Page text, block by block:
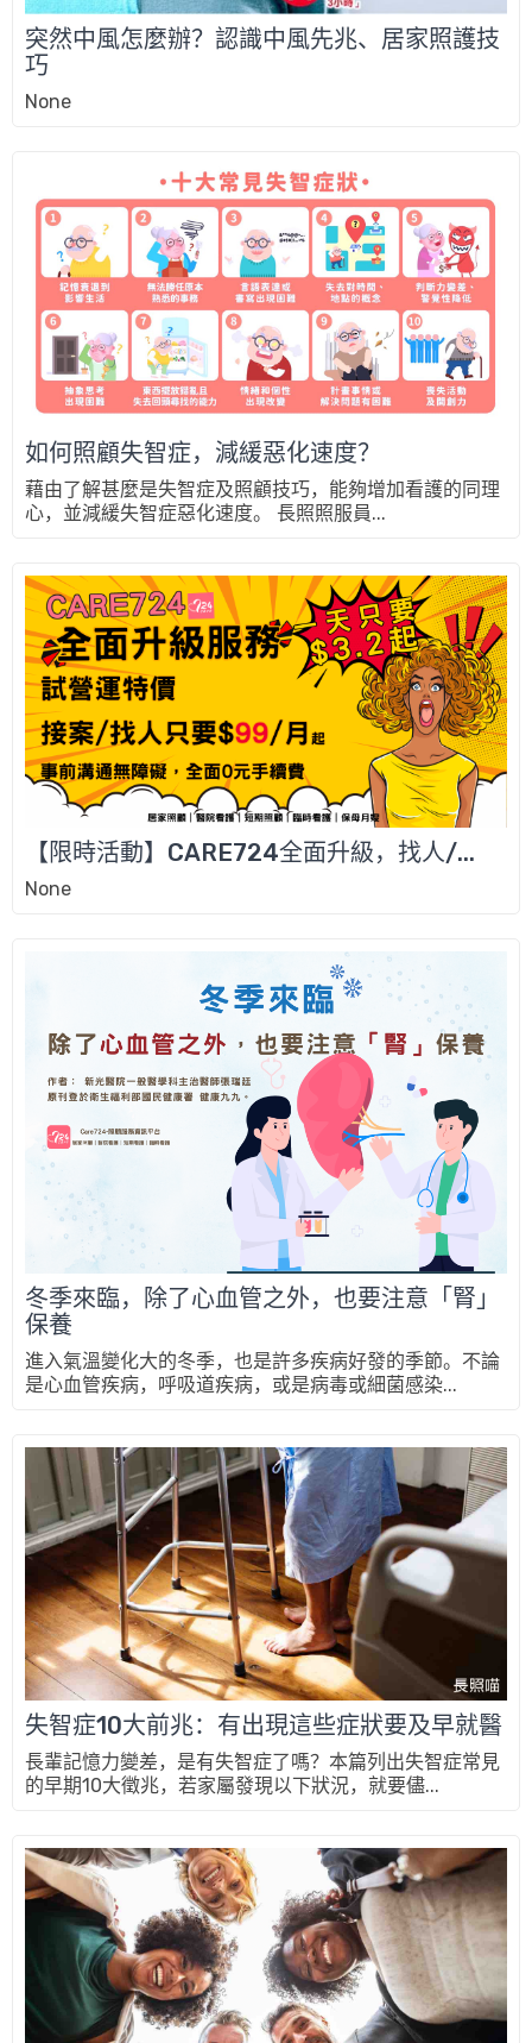
突然中風怎麼辦？認識中風先兆、居家照護技
巧
None
如何照顧失智症，減緩惡化速度？
藉由了解甚麼是失智症及照顧技巧，能夠增加看護的同理
心，並減緩失智症惡化速度。 長照照服員...
【限時活動】CARE724全面升級，找人/...
None
冬季來臨，除了心血管之外，也要注意「腎」
保養
進入氣溫變化大的冬季，也是許多疾病好發的季節。不論
是心血管疾病，呼吸道疾病，或是病毒或細菌感染...
失智症10大前兆：有出現這些症狀要及早就醫
長輩記憶力變差，是有失智症了嗎？本篇列出失智症常見
的早期10大徵兆，若家屬發現以下狀況，就要儘...